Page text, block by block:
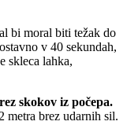
bi moral biti težak do
v 40 sekundah,
skleca lahka,
skokov iz počepa.
metra brez udarnih sil.